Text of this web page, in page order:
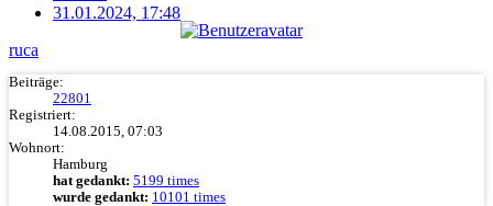
31.01.2024, 17:48
ruca
Beiträge:
22801
Registriert:
14.08.2015, 07:03
Wohnort:
Hamburg
hat gedankt: 5199 times
wurde gedankt: 10101 times